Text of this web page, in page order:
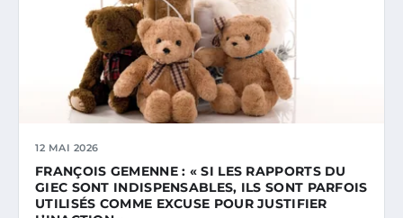
12 MAI 2026
FRANÇOIS GEMENNE : « SI LES RAPPORTS DU
GIEC SONT INDISPENSABLES, ILS SONT PARFOIS
UTILISÉS COMME EXCUSE POUR JUSTIFIER